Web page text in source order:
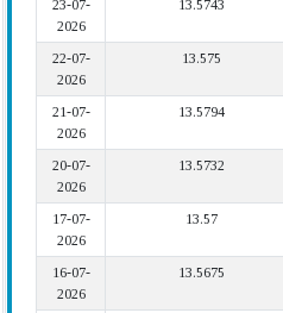
23-07-
2026
13.5743
22-07-
2026
13.575
21-07-
2026
13.5794
20-07-
2026
13.5732
17-07-
2026
13.57
16-07-
2026
13.5675